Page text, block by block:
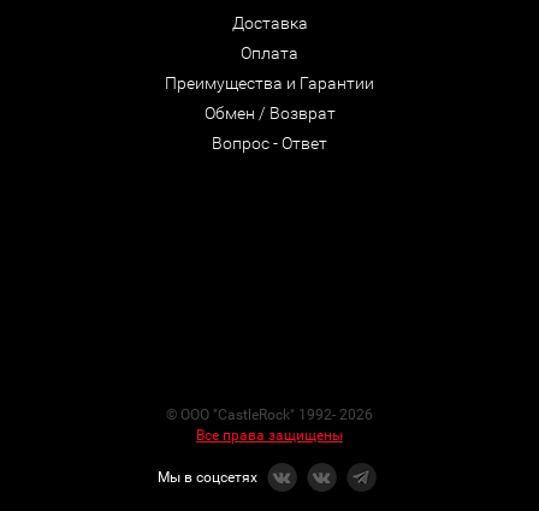
Доставка
Оплата
Преимущества и Гарантии
Обмен / Возврат
Вопрос - Ответ
© ООО "CastleRock" 1992- 2026
Все права защищены
Мы в соцсетях